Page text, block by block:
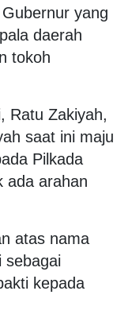
yang
daerah
tokoh
Ratu Zakiyah,
saat ini maju
Pilkada
ada arahan
atas nama
sebagai
kepada